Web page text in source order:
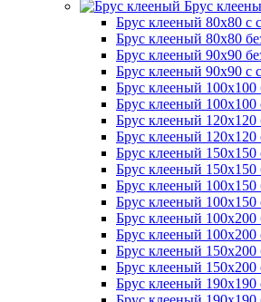
Брус
Брус клееный 80х80 с
Брус клееный 80х80
Брус клееный 90х90
Брус клееный 90х90 с
Брус клееный 100х100
Брус клееный 100х100
Брус клееный 120х120
Брус клееный 120х120
Брус клееный 150х150
Брус клееный 150х150
Брус клееный 100х150
Брус клееный 100х150
Брус клееный 100х200
Брус клееный 100х200
Брус клееный 150х200
Брус клееный 150х200
Брус клееный 190х190